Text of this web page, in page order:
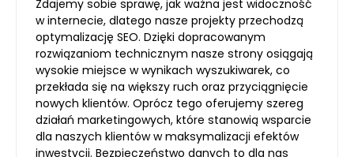
Zdajemy sobie sprawę, jak ważna jest widoczność
w internecie, dlatego nasze projekty przechodzą
optymalizację SEO. Dzięki dopracowanym
rozwiązaniom technicznym nasze strony osiągają
wysokie miejsce w wynikach wyszukiwarek, co
przekłada się na większy ruch oraz przyciągnięcie
nowych klientów. Oprócz tego oferujemy szereg
działań marketingowych, które stanowią wsparcie
dla naszych klientów w maksymalizacji efektów
inwestycji. Bezpieczeństwo danych to dla nas